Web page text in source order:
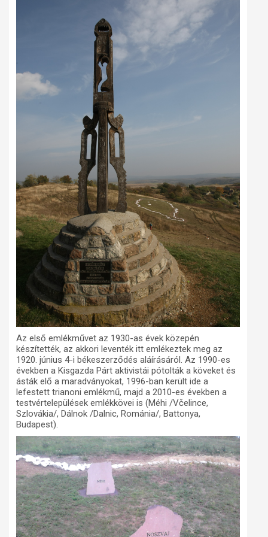
Az első emlékművet az 1930-as évek közepén
készítették, az akkori leventék itt emlékeztek meg az
1920. június 4-i békeszerződés aláírásáról. Az 1990-es
években a Kisgazda Párt aktivistái pótolták a köveket és
ásták elő a maradványokat, 1996-ban került ide a
lefestett trianoni emlékmű, majd a 2010-es években a
testvértelepülések emlékkövei is (Méhi /Včelince,
Szlovákia/, Dálnok /Dalnic, Románia/, Battonya,
Budapest).